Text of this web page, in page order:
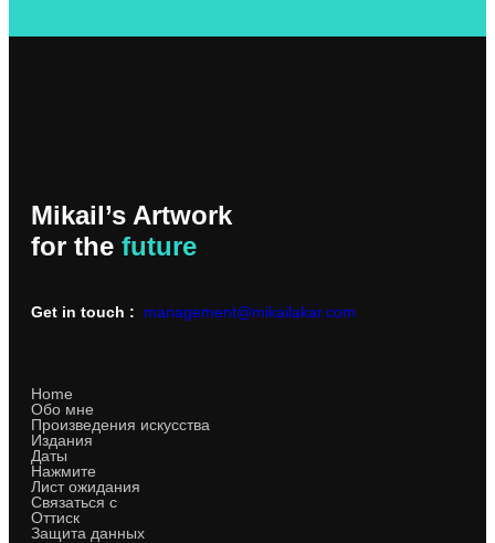
Mikail’s Artwork
for the future
Get in touch : management@mikailakar.com
Home
Обо мне
Произведения искусства
Издания
Даты
Нажмите
Лист ожидания
Связаться с
Оттиск
Защита данных